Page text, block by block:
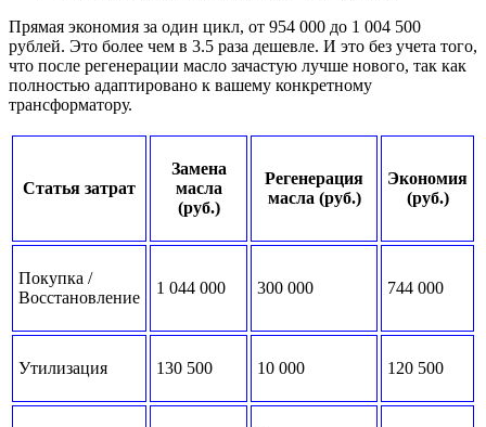
Прямая экономия за один цикл, от 954 000 до 1 004 500
рублей. Это более чем в 3.5 раза дешевле. И это без учета того,
что после регенерации масло зачастую лучше нового, так как
полностью адаптировано к вашему конкретному
трансформатору.
Статья затрат
Замена
масла
(руб.)
Регенерация
масла (руб.)
Экономия
(руб.)
Покупка /
Восстановление
1 044 000 300 000 744 000
Утилизация 130 500 10 000 120 500